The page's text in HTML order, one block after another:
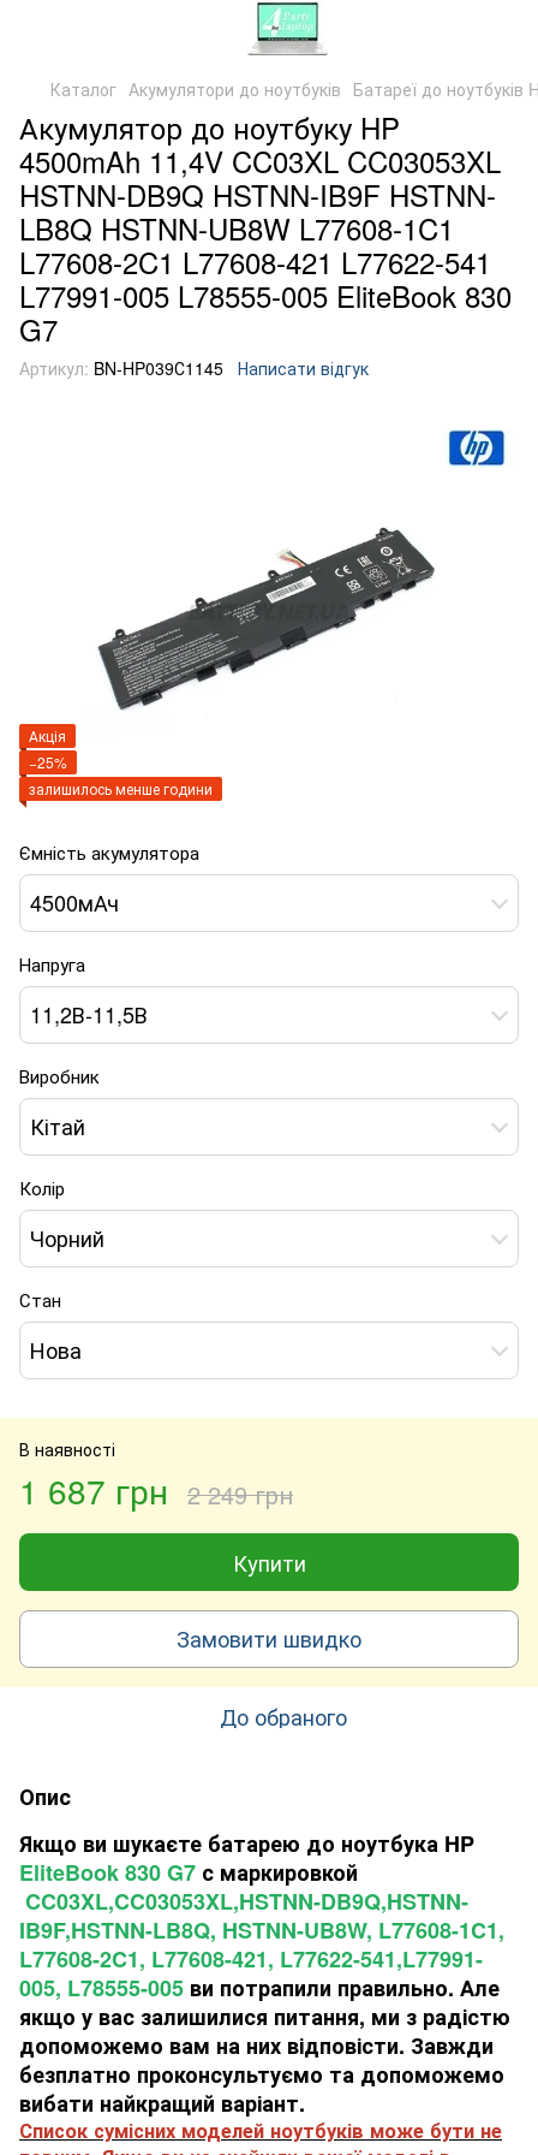
Каталог Акумулятори до ноутбуків Батареї до ноутбуків
Акумулятор до ноутбуку HP
4500mAh 11,4V CC03XL CC03053XL
HSTNN-DB9Q HSTNN-IB9F HSTNN-
LB8Q HSTNN-UB8W L77608-1C1
L77608-2C1 L77608-421 L77622-541
L77991-005 L78555-005 EliteBook 830
G7
Артикул: BN-HP039С1145 Написати відгук
Акція
−25%
залишилось менше години
Ємність акумулятора
4500мАч
Напруга
11,2В-11,5В
Виробник
Кітай
Колір
Чорний
Стан
Нова
В наявності
1 687 грн 2 249 грн
Купити
Замовити швидко
До обраного
Опис
Якщо ви шукаєте батарею до ноутбука HP
EliteBook 830 G7 с маркировкой
CC03XL,CC03053XL,HSTNN-DB9Q,HSTNN-
IB9F,HSTNN-LB8Q, HSTNN-UB8W, L77608-1C1,
L77608-2C1, L77608-421, L77622-541,L77991-
005, L78555-005 ви потрапили правильно. Але
якщо у вас залишилися питання, ми з радістю
допоможемо вам на них відповісти. Завжди
безплатно проконсультуємо та допоможемо
вибати найкращий варіант.
Список сумісних моделей ноутбуків може бути не